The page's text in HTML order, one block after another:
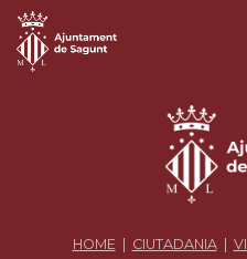
HOME CIUTADANIA|